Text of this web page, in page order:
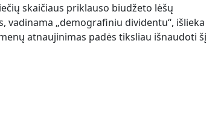
skaičiaus priklauso biudžeto lėšų
„demografiniu dividentu“, išlieka
atnaujinimas padės tiksliau išnaudoti šį